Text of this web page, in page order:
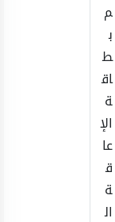
م
ب
ط
اق
ة
الإ
عا
ق
ة
ال